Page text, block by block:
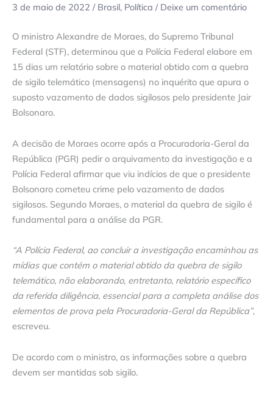
3 de maio de 2022 / Brasil, Política / Deixe um comentário
O ministro Alexandre de Moraes, do Supremo Tribunal
Federal (STF), determinou que a Polícia Federal elabore em
15 dias um relatório sobre o material obtido com a quebra
de sigilo telemático (mensagens) no inquérito que apura o
suposto vazamento de dados sigilosos pelo presidente Jair
Bolsonaro.
A decisão de Moraes ocorre após a Procuradoria-Geral da
República (PGR) pedir o arquivamento da investigação e a
Polícia Federal afirmar que viu indícios de que o presidente
Bolsonaro cometeu crime pelo vazamento de dados
sigilosos. Segundo Moraes, o material da quebra de sigilo é
fundamental para a análise da PGR.
“A Polícia Federal, ao concluir a investigação encaminhou as
mídias que contém o material obtido da quebra de sigilo
telemático, não elaborando, entretanto, relatório específico
da referida diligência, essencial para a completa análise dos
elementos de prova pela Procuradoria-Geral da República”,
escreveu.
De acordo com o ministro, as informações sobre a quebra
devem ser mantidas sob sigilo.